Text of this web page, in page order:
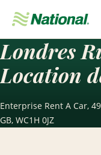
navigation
Londres
Location
Enterprise Rent A Car,
GB, WC1H 0JZ